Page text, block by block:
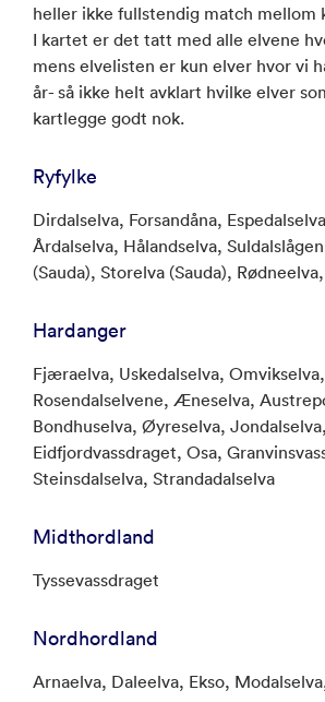
heller ikke fullstendig match mellom
I kartet er det tatt med alle elvene
mens elvelisten er kun elver hvor vi
år- så ikke helt avklart hvilke elver
kartlegge godt nok.
Ryfylke
Dirdalselva, Forsandåna,
Årdalselva, Hålandselva,
(Sauda), Storelva (Sauda),
Hardanger
Fjæraelva, Uskedalselva, Omvikselva,
Rosendalselvene, Æneselva,
Bondhuselva, Øyreselva,
Eidfjordvassdraget, Osa,
Steinsdalselva, Strandadalselva
Midthordland
Tyssevassdraget
Nordhordland
Arnaelva, Daleelva, Ekso,